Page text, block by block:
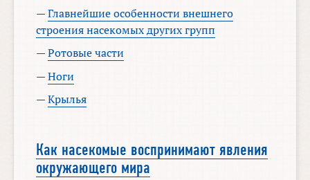
—Главнейшие особенности внешнего
строения насекомых других групп
—Ротовые части
—Ноги
—Крылья
Как насекомые воспринимают явления
окружающего мира